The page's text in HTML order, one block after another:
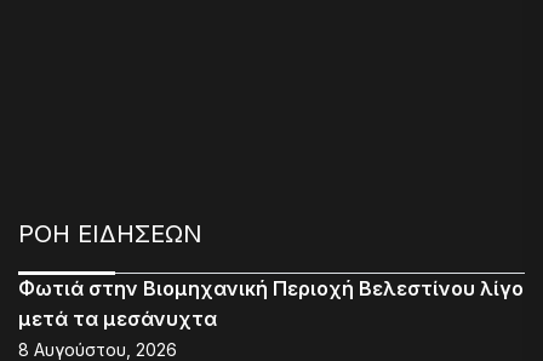
ΡΟΗ ΕΙΔΗΣΕΩΝ
Φωτιά στην Βιομηχανική Περιοχή Βελεστίνου λίγο
μετά τα μεσάνυχτα
8 Αυγούστου, 2026